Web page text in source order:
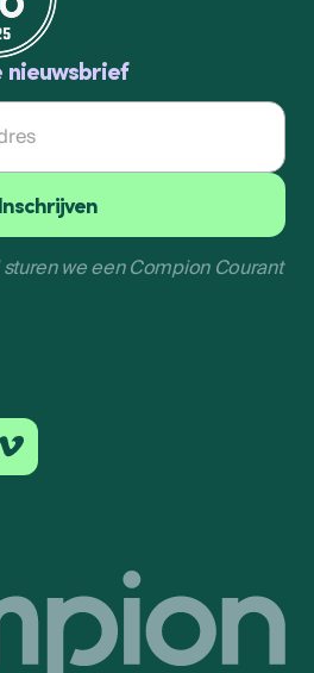
nieuwsbrief
Inschrijven
we een Compion Courant